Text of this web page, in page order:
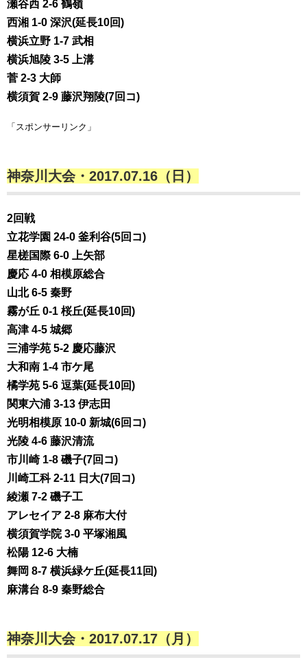
瀬谷西 2-6 鶴嶺
西湘 1-0 深沢(延長10回)
横浜立野 1-7 武相
横浜旭陵 3-5 上溝
菅 2-3 大師
横須賀 2-9 藤沢翔陵(7回コ)
「スポンサーリンク」
神奈川大会・2017.07.16（日）
2回戦
立花学園 24-0 釜利谷(5回コ)
星槎国際 6-0 上矢部
慶応 4-0 相模原総合
山北 6-5 秦野
霧が丘 0-1 桜丘(延長10回)
高津 4-5 城郷
三浦学苑 5-2 慶応藤沢
大和南 1-4 市ケ尾
橘学苑 5-6 逗葉(延長10回)
関東六浦 3-13 伊志田
光明相模原 10-0 新城(6回コ)
光陵 4-6 藤沢清流
市川崎 1-8 磯子(7回コ)
川崎工科 2-11 日大(7回コ)
綾瀬 7-2 磯子工
アレセイア 2-8 麻布大付
横須賀学院 3-0 平塚湘風
松陽 12-6 大楠
舞岡 8-7 横浜緑ケ丘(延長11回)
麻溝台 8-9 秦野総合
神奈川大会・2017.07.17（月）